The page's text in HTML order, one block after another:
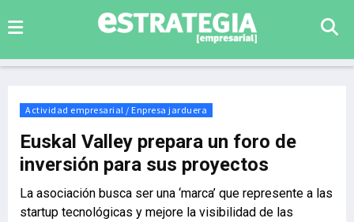
Actividad empresarial / Enpresa jarduera
Euskal Valley prepara un foro de
inversión para sus proyectos
La asociación busca ser una ‘marca’ que represente a las
startup tecnológicas y mejore la visibilidad de las